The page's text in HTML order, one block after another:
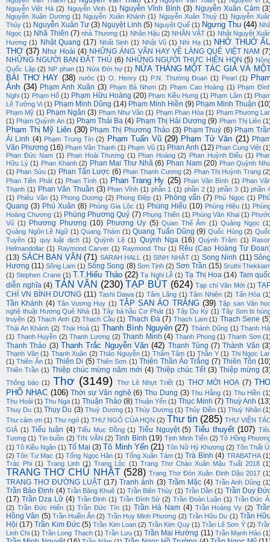
Nguyễn Việt Hà (2) Nguyễn Vinh (1) Nguyễn Vĩnh Bình (3) Nguyễn Xuân Cảm
Nguyễn Xuân Dương (1) Nguyễn Xuân Khánh (1) Nguyễn Xuân Thuỷ (1) Nguyễn
Thủy (1) Nguyễn Xuân Tư (3) Nguyệt Linh (5) Nguyệt Quế (1) Ngưng Thu (44)
Ngọc (1) Nhã Thiên (7) nhà Thương (1) Nhân Hậu (2) NHÂN VẬT (1) Nhật Nguyệt
Hương (1) Nhật Quang (17) Nhất Sinh (1) Nhật Vũ (1) Nhi Hạ (1) NHỚ THUỞ
THƠ (37) Như Hoài (4) NHỮNG ÁNG VĂN HAY VỀ LÀNG QUÊ VIỆT NAM
NHỮNG NGƯỜI BẠN ĐÂT THỦ (6) NHỮNG NGƯỜI THỰC HIỆN HQN (5)
Quốc Lập (2) NP phan (1) Nửa Đời hư (1) NỬA THÁNG MỘT TÁC GIẢ VÀ
BÀI THƠ HAY (38) nước (1) O. Henry (1) P.N. Thường Đoan (1) Pearl (1)
Ánh (34) Phạm Anh Xuân (3) Phạm Bá Nhơn (2) Phạm Cao Hoàng (1) Phạm
Nghi (1) Phạm Hổ (1) Phạm Hữu Hoàng (20) Phạm Kiều Hưng (1) Phạm Lâm (1)
Lê Tường Vi (1) Phạm Minh Dũng (14) Phạm Minh Hiền (9) Phạm Minh Thuận
Phạm Mỹ (1) Phạm Ngân (3) Phạm Như Vân (1) Phạm Phan Hòa (1) Phạm Phương
(1) Phạm Quỳnh An (1) Phạm Thái Ba (4) Phạm Thị Hải Dương (9) Phạm Thị Liên
Phạm Thị Mỹ Liên (30) Phạm Thị Phương Thảo (3) Phạm Thuý (6) Phạm
Ái Linh (4) Phạm Trung Tín (2) Phạm Tuấn Vũ (29) Phạm Tử Văn (21)
Văn Phương (16) Phạm Văn Thạnh (1) Phạm Vũ (1) Phan Anh (12) Phan Cung Việt
Phan Đức Nam (1) Phan Hoài Thương (1) Phan Hoàng (2) Phan Huỳnh Điểu (1)
Hữu Lý (1) Phan Khanh (2) Phan Mai Thư Nhã (6) Phan Nam (20) Phan Quỳnh
(1) Phan Sửu (1) Phan Tấn Lược (6) Phan Thanh Cương (2) Phan Thị Huỳnh Trang
Phan Tiên Phát (1) Phan Tình (1) Phan Trang Hy (25) Phan Văn Bình (1) Phan
Thạnh (1) Phan Văn Thuần (3) Phan Vĩnh (1) phần 1 (1) phần 2 (1) phần 3 (1) phần
(1) Phiêu Vân (1) Phong Dương (2) Phong Điệp (1) Phỏng vấn (7) Phú Ngọc (1)
Quang (3) Phú Xuân (8) Phùng Gia Lộc (1) Phùng Hiếu (10) Phùng Hiệu (1)
Hoàng Chương (1) Phùng Phương Quý (7) Phụng Thiên (1) Phùng Văn Khai (1)
Vũ (1) Phương Phương (10) Phương Uy (5) Quan Thế Âm (1) Quảng Ngọc
Quảng Ngôn Lê Ngữ (1) Quang Thám (1) Quang Tuấn Dũng (9) Quốc Hùng (2)
Tuyên (1) quy luật dịch (1) Quỳnh Lệ (1) Quỳnh Nga (16) Quỳnh Trâm (1)
Helmandollar (1) Raymond Carver (1) Raymond Thư (1) Rêu (Cao Hoàng Từ
(13) SÁCH BẠN VĂN (71) SARAH HALL (1) SINH NHẬT (1) Song Ninh (11)
Hương (11) Sông Lam (1) Sông Song (8) Sơn Tịnh (2) Sơn Trần (15) Sruthi
(1) Stephen Crane (1) T.T.Hiếu Thảo (22) Tạ Nghi Lễ (1) Tạ Thị Hoa (14) Tam
diễn nghĩa (4) TẢN VĂN (230) TẠP BÚT (624) Tạp chí Văn Mới (1)
CHÍ VN BÌNH DƯƠNG (11) Tashi Dawa (1) Tâm Lãng (1) Tâm Nhiên (2) Tấn Hòa
Tần Khánh (4) Tân Vương Huy (1) TẬP SAN ÁO TRẮNG (39) Tập san Văn
nghệ thuật Hương Quê Nhà (1) Tây bá hầu Cơ Phát (1) Tây Du Ký (1) Tây Sơn bi
truyện (2) Thạch Anh (2) Thạch Cầu (1) Thạch Đà (7) Thạch Lam (1) Thạch Sene
Thái An Khánh (2) Thái Hoà (1) Thanh Bình Nguyên (27) Thành Dũng (1) Thanh
(1) Thanh Huyền (2) Thanh Lương (2) Thanh Minh (4) Thanh Phong (1) Thanh Sơn
Thanh Thảo (3) Thanh Trắc Nguyễn Văn (42) Thanh Tùng (7) Thành Văn
Thạnh Văn (1) Thanh Xuân (2) Thảo Nguyễn (1) Thâm Tâm (1) Thần Y (1) Thi Ngọc
(1) Thiên Ân (1) Thiên Di (5) Thiên Sơn (1) Thiên Thần Áo Trắng (7) Thiên Tôn
Thiên Trần (1) Thiệp chúc mừng năm mới (4) Thiệp chúc Tết (3) Thiệp mừng
Thông báo (1) Thơ (3149) Thơ Lê Nhựt Triết (1) THƠ MỜI HOẠ (7)
PHỔ NHẠC (106) Thời sự Văn nghệ (6) Thu Dung (3) Thu Hằng (1) Thu Hiền
Thu Hoài (1) Thu Nga (1) Thuận Thảo (8) Thuận Yến (1) Thục Minh (7) Thuỳ Anh
Thuỵ Du (1) Thụy Du (3) Thuỳ Dương (1) Thùy Dương (1) Thủy Điền (1) Thuỳ Nhân
Thư cảm ơn (1) Thư ngỏ (1) THƯ NGỎ CỦA HQN (2) Thư tin (285) THƯ VIỆN
GIẢ (1) Tiểu luận (4) Tiểu Mục Đồng (1) Tiểu Nguyệt (5) Tiểu thuyết (107)
Tương (1) Tin buồn (2) TIN VĂN (2) Tịnh Bình (19) Tịnh Minh Tiến (2) Tô Hồng
(1) Tô Kiều Ngân (1) Tố Mai (3) Tô Minh Yến (21) Tôn Nữ Hỷ Khương (2) Tôn Thất
(2) Tôn Tư Mạc (1) Tống Ngọc Hân (1) Tống Xuân Tám (1) Trà Bình (4) TRABATHA
Trác Phi (1) Trang Linh (1) Trang Lộc (1) Trang Thơ Chào Xuân Mậu Tuất 2018
TRANG THƠ CHỦ NHẬT (528) Trang Thơ Đón Xuân Đinh Dậu 2017
TRANG THƠ ĐƯỜNG LUẬT (17) Tranh ảnh (3) Trầm Mặc (4) Trần Anh Dũng
Trần Bảo Định (4) Trần Băng Khuê (1) Trần Biên Thùy (1) Trần Dần (1) Trần Duy
(17) Trần Dzạ Lữ (4) Trần Định (1) Trần Đình Sử (2) Trần Đoàn Luận (1) Trần Đức
(2) Trần Đức Hiển (1) Trần Đức Tín (1) Trần Hà Nam (4) Trần Hoàng Vy (2)
Hồng Vân (5) Trần Huiền Ân (2) Trần Huy Minh Phương (2) Trần Hữu Du (1) Trần
Hội (17) Trần Kim Đức (5) Trần Kim Loan (2) Trần Kim Quy (1) Trần Lê Sơn Ý (2)
Linh Chi (1) Trần Long Thạch (1) Trần Lưu (1) Trần Mai Hường (11) Trần Mạnh Hảo